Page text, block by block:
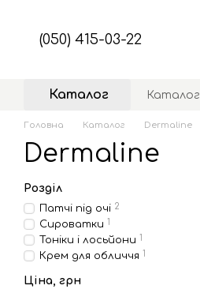
(050) 415-03-22
Каталог Каталог
Головна Каталог Dermaline
Dermaline
Розділ
Патчі під очі 2
Сироватки 1
Тоніки і лосьйони 1
Крем для обличчя 1
Ціна, грн